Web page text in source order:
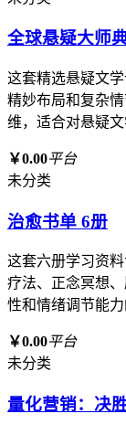
全球悬疑大师
这套精选悬疑文
精妙布局和复杂
维，适合对悬疑
￥0.00平台
未分类
治愈书单 6册
这套六册学习资
疗法、正念冥想
性和情绪调节能
￥0.00平台
未分类
量化营销：决